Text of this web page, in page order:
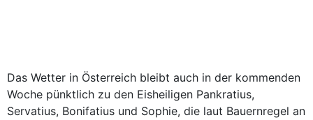
Das Wetter in Österreich bleibt auch in der kommenden
Woche pünktlich zu den Eisheiligen Pankratius,
Servatius, Bonifatius und Sophie, die laut Bauernregel an